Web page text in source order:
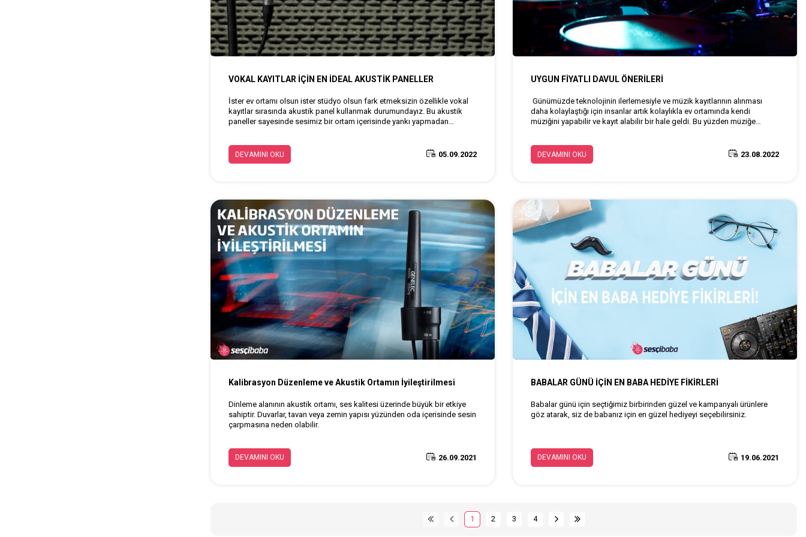
VOKAL KAYITLAR İÇİN EN İDEAL AKUSTİK PANELLER
İster ev ortamı olsun ister stüdyo olsun fark etmeksizin özellikle vokal
kayıtlar sırasında akustik panel kullanmak durumundayız. Bu akustik
paneller sayesinde sesimiz bir ortam içerisinde yankı yapmadan
DEVAMINI OKU 05.09.2022
UYGUN FİYATLI DAVUL ÖNERİLERİ
Günümüzde teknolojinin ilerlemesiyle ve müzik kayıtlarının alınması
daha kolaylaştığı için insanlar artık kolaylıkla ev ortamında kendi
müziğini yapabilir ve kayıt alabilir bir hale geldi. Bu yüzden müziğe
DEVAMINI OKU 23.08.2022
Kalibrasyon Düzenleme ve Akustik Ortamın İyileştirilmesi
Dinleme alanının akustik ortamı, ses kalitesi üzerinde büyük bir etkiye
sahiptir. Duvarlar, tavan veya zemin yapısı yüzünden oda içerisinde sesin
çarpmasına neden olabilir.
DEVAMINI OKU 26.09.2021
BABALAR GÜNÜ İÇİN EN BABA HEDİYE FİKİRLERİ
Babalar günü için seçtiğimiz birbirinden güzel ve kampanyalı ürünlere
göz atarak, siz de babanız için en güzel hediyeyi seçebilirsiniz.
DEVAMINI OKU 19.06.2021
1 2 3 4